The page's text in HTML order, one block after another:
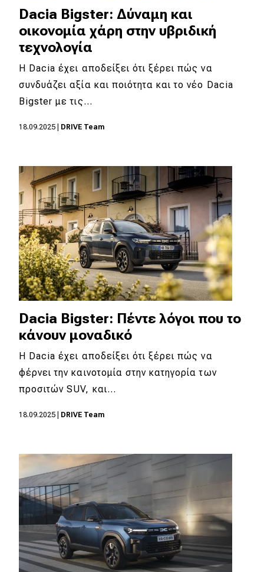
Dacia Bigster: Δύναμη και
οικονομία χάρη στην υβριδική
τεχνολογία
Η Dacia έχει αποδείξει ότι ξέρει πώς να
συνδυάζει αξία και ποιότητα και το νέο Dacia
Bigster με τις…
18.09.2025 DRIVE Team
Dacia Bigster: Πέντε λόγοι που το
κάνουν μοναδικό
Η Dacia έχει αποδείξει ότι ξέρει πώς να
φέρνει την καινοτομία στην κατηγορία των
προσιτών SUV, και…
18.09.2025 DRIVE Team